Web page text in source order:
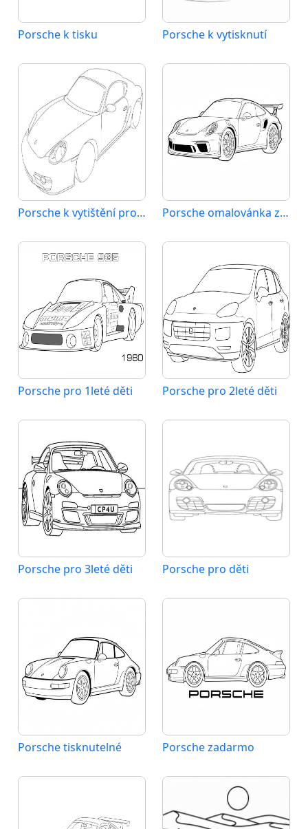
Porsche k tisku Porsche k vytisknutí
Porsche k vytištění pro děti Porsche omalovánka zdarma
Porsche pro 1leté děti Porsche pro 2leté děti
Porsche pro 3leté děti Porsche pro děti
Porsche tisknutelné Porsche zadarmo